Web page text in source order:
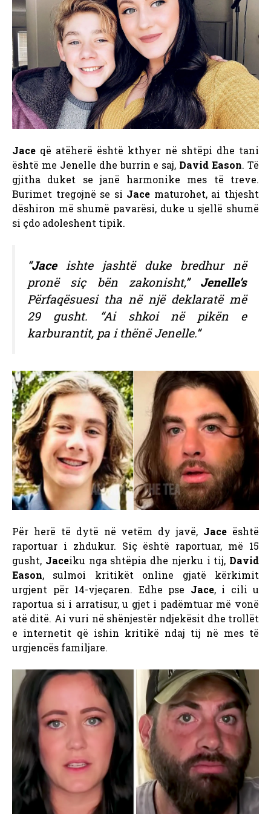
Jace që atëherë është kthyer në shtëpi dhe tani
është me Jenelle dhe burrin e saj, David Eason. Të
gjitha duket se janë harmonike mes të treve.
Burimet tregojnë se si Jace maturohet, ai thjesht
dëshiron më shumë pavarësi, duke u sjellë shumë
si çdo adoleshent tipik.
“Jaceishte jashtë duke bredhur në
pronë siç bën zakonisht,” Jenelle’s
Përfaqësuesi tha në një deklaratë më
29 gusht. “Ai shkoi në pikën e
karburantit, pa i thënë Jenelle.”
Për herë të dytë në vetëm dy javë, Jace është
raportuar i zhdukur. Siç është raportuar, më 15
gusht, Jaceiku nga shtëpia dhe njerku i tij, David
Eason, sulmoi kritikët online gjatë kërkimit
urgjent për 14-vjeçaren. Edhe pse Jace, i cili u
raportua si i arratisur, u gjet i padëmtuar më vonë
atë ditë. Ai vuri në shënjestër ndjekësit dhe trollët
e internetit që ishin kritikë ndaj tij në mes të
urgjencës familjare.